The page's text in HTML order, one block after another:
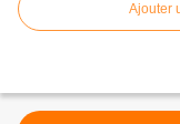
Ajouter